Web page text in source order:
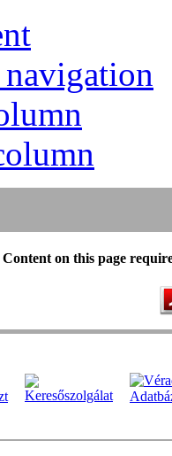
Content on this page